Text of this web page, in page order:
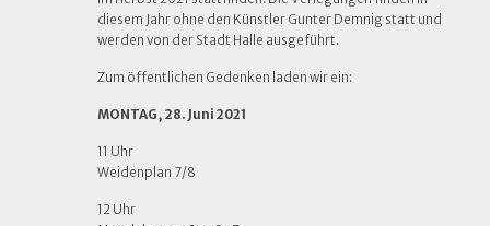
diesem Jahr ohne den Künstler Gunter Demnig statt und
werden von der Stadt Halle ausgeführt.
Zum öffentlichen Gedenken laden wir ein:
MONTAG, 28. Juni 2021
11 Uhr
Weidenplan 7/8
12 Uhr